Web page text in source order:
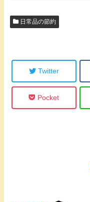
日常品の節約
Twitter
Pocket